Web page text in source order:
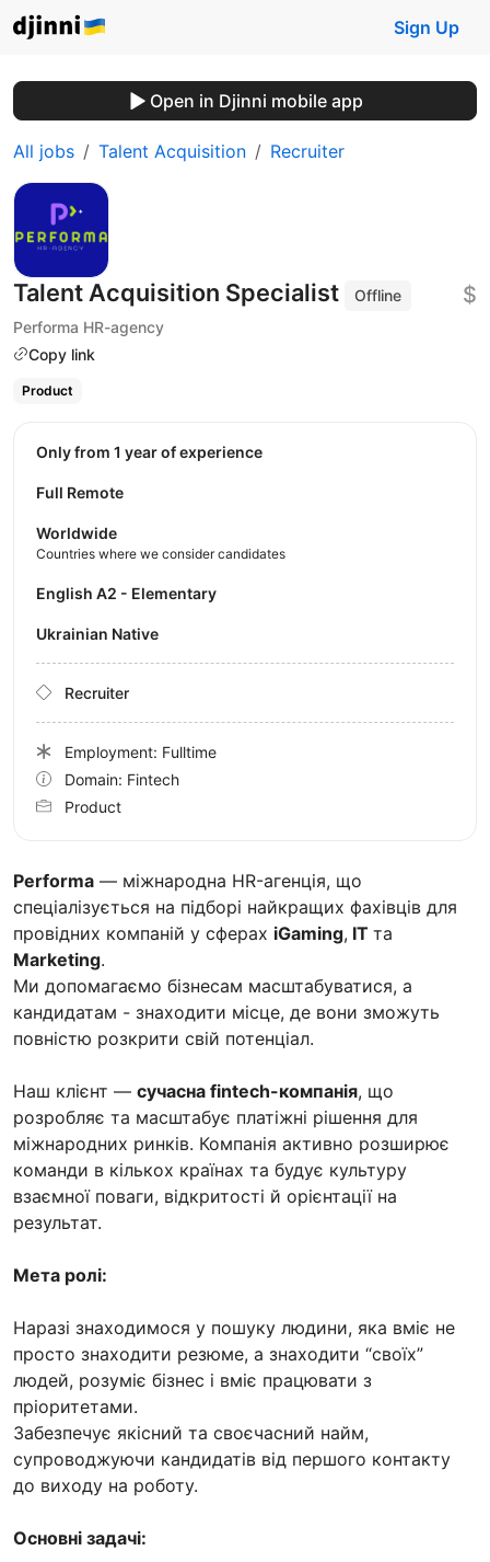
Sign Up
Open in Djinni mobile app
All jobs Talent Acquisition Recruiter
Talent Acquisition Specialist
Offline
Performa HR-agency
Copy link
$
Product
Performa — міжнародна HR-агенція, що
спеціалізується на підборі найкращих фахівців для
провідних компаній у сферах iGaming, IT та
Marketing.
Ми допомагаємо бізнесам масштабуватися, а
кандидатам - знаходити місце, де вони зможуть
повністю розкрити свій потенціал.
Наш клієнт — сучасна fintech-компанія, що
розробляє та масштабує платіжні рішення для
міжнародних ринків. Компанія активно розширює
команди в кількох країнах та будує культуру
взаємної поваги, відкритості й орієнтації на
результат.
Мета ролі:
Наразі знаходимося у пошуку людини, яка вміє не
просто знаходити резюме, а знаходити “своїх”
людей, розуміє бізнес і вміє працювати з
пріоритетами.
Забезпечує якісний та своєчасний найм,
супроводжуючи кандидатів від першого контакту
до виходу на роботу.
Основні задачі:
Only from 1 year of experience
Full Remote
Worldwide
Countries where we consider candidates
English A2 - Elementary
Ukrainian Native
Recruiter
Employment: Fulltime
Domain: Fintech
Product